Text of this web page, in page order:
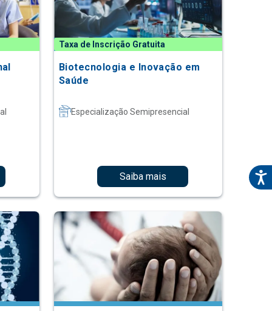
Taxa de Inscrição Gratuita
Biotecnologia e Inovação em
Saúde
Especialização Semipresencial
Saiba mais